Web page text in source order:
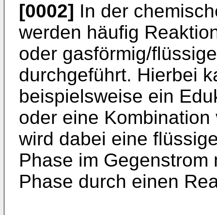
[0002] In der
werden häufig
oder gasförmig/
durchgeführt. Hierbei
beispielsweise ein
oder eine
wird dabei eine
Phase im
Phase durch einen